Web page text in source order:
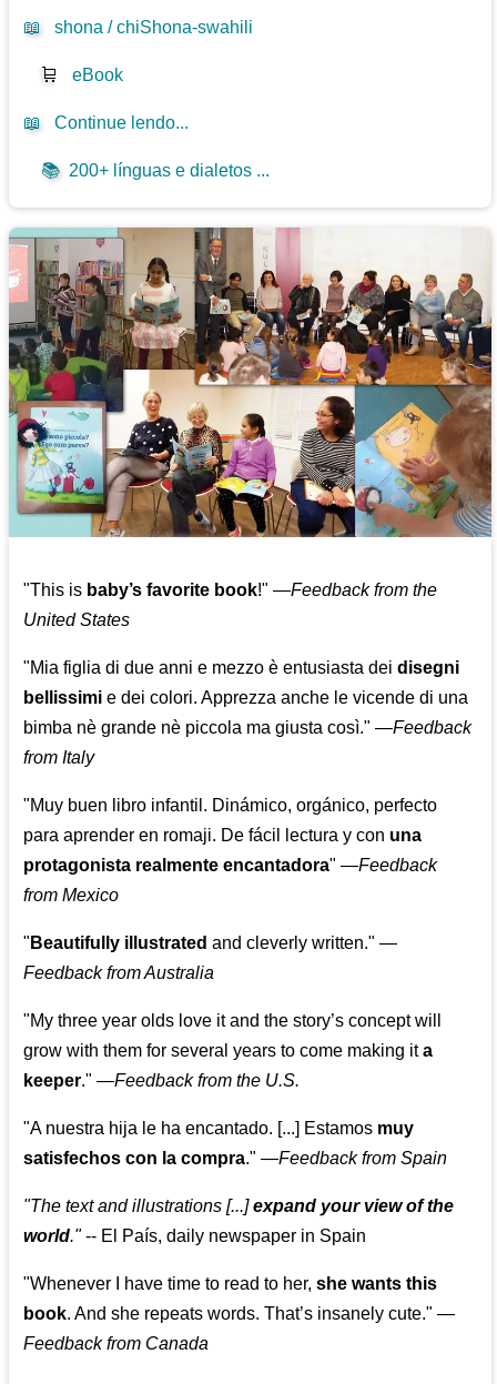
📖 shona / chiShona-swahili
🛒 eBook
📖 Continue lendo...
📚 200+ línguas e dialetos ...
"This is baby’s favorite book!" —Feedback from the
United States
"Mia figlia di due anni e mezzo è entusiasta deidisegni
bellissimi e dei colori. Apprezza anche le vicende di una
bimba nè grande nè piccola ma giusta così." —Feedback
from Italy
"Muy buen libro infantil. Dinámico, orgánico, perfecto
para aprender en romaji. De fácil lectura y con una
protagonista realmente encantadora" —Feedback
from Mexico
" Beautifully illustrated and cleverly written." —
Feedback from Australia
"My three year olds love it and the story’s concept will
grow with them for several years to come making ita
keeper." —Feedback from the U.S.
"A nuestra hija le ha encantado. [...] Estamos muy
satisfechos con la compra." —Feedback from Spain
"The text and illustrations [...]expand your view of the
world."-- El País, daily newspaper in Spain
"Whenever I have time to read to her,she wants this
book. And she repeats words. That’s insanely cute." —
Feedback from Canada